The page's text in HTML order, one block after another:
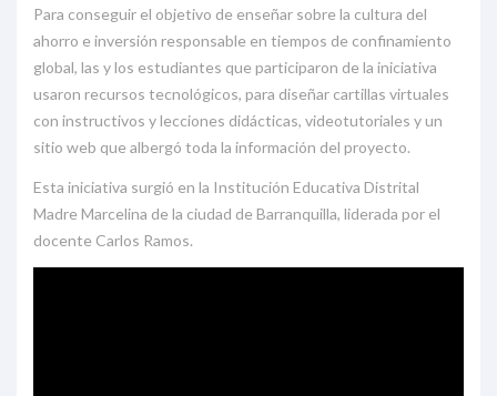
Para conseguir el objetivo de enseñar sobre la cultura del
ahorro e inversión responsable en tiempos de confinamiento
global, las y los estudiantes que participaron de la iniciativa
usaron recursos tecnológicos, para diseñar cartillas virtuales
con instructivos y lecciones didácticas, videotutoriales y un
sitio web que albergó toda la información del proyecto.
Esta iniciativa surgió en la Institución Educativa Distrital
Madre Marcelina de la ciudad de Barranquilla, liderada por el
docente Carlos Ramos.